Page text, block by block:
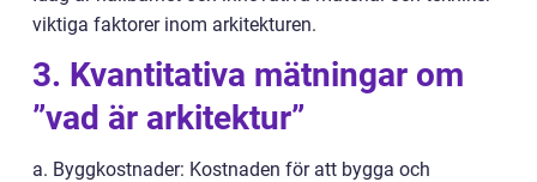
viktiga faktorer inom arkitekturen.
3. Kvantitativa mätningar om
”vad är arkitektur”
a. Byggkostnader: Kostnaden för att bygga och